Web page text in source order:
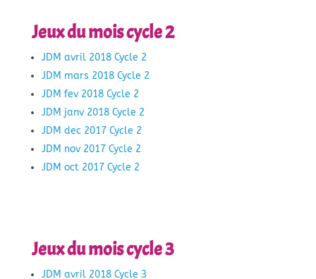
Jeux du mois cycle 2
JDM avril 2018 Cycle 2
JDM mars 2018 Cycle 2
JDM fev 2018 Cycle 2
JDM janv 2018 Cycle 2
JDM dec 2017 Cycle 2
JDM nov 2017 Cycle 2
JDM oct 2017 Cycle 2
Jeux du mois cycle 3
JDM avril 2018 Cycle 3